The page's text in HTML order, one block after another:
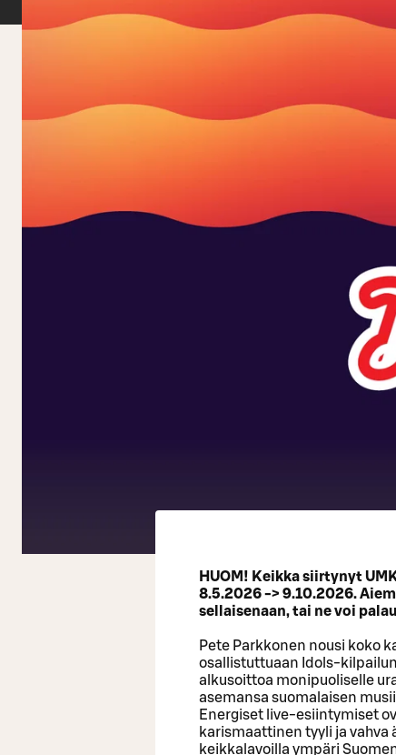
HUOM! Keikka siirtynyt
8.5.2026 -> 9.10.2026.
sellaisenaan, tai ne voi
Pete Parkkonen nousi koko
osallistuttuaan Idols-
alkusoittoa monipuoliselle
asemansa suomalaisen
Energiset live-esiintymiset
karismaattinen tyyli ja vahva
keikkalavoilla ympäri